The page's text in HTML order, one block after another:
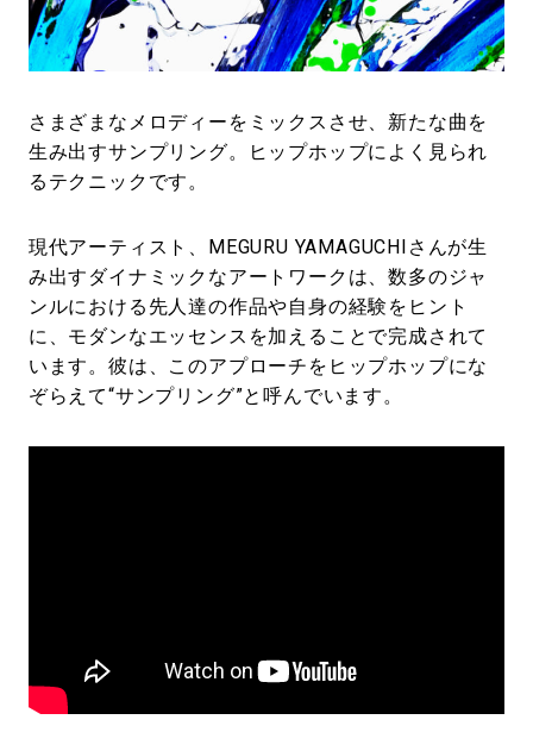
さまざまなメロディーをミックスさせ、新たな曲を
生み出すサンプリング。ヒップホップによく見られ
るテクニックです。
現代アーティスト、MEGURU YAMAGUCHIさんが生
み出すダイナミックなアートワークは、数多のジャ
ンルにおける先人達の作品や自身の経験をヒント
に、モダンなエッセンスを加えることで完成されて
います。彼は、このアプローチをヒップホップにな
ぞらえて“サンプリング”と呼んでいます。